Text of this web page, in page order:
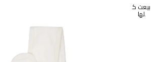
بيعت ك
لها